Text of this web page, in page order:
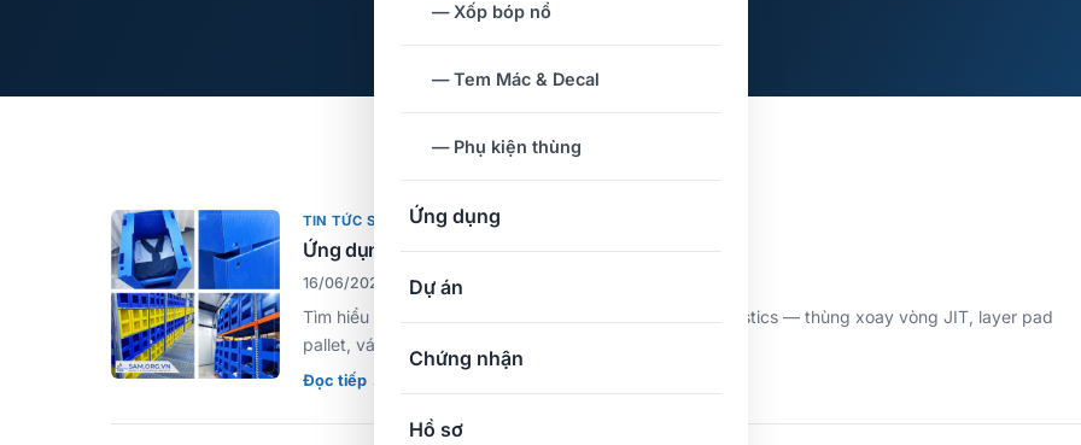
— Xốp bóp nổ
— Tem Mác & Decal
— Phụ kiện thùng
Ứng dụng
Dự án
Chứng nhận
Hồ sơ
TIN TỨC SẢN PHẨM
Ứng dụng Danpla trong logistics hiện đại
16/06/2026 · 12 phút đọc
Tìm hiểu cách tấm và thùng Danpla tối ưu vận hành logistics — thùng xoay vòng JIT, layer pad
pallet, vách ngăn container. Sản xuất…
Đọc tiếp →